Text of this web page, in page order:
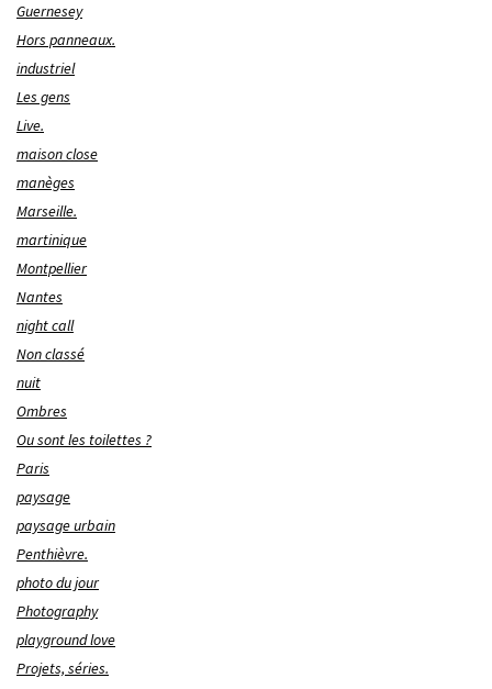
Guernesey
Hors panneaux.
industriel
Les gens
Live.
maison close
manèges
Marseille.
martinique
Montpellier
Nantes
night call
Non classé
nuit
Ombres
Ou sont les toilettes ?
Paris
paysage
paysage urbain
Penthièvre.
photo du jour
Photography
playground love
Projets, séries.